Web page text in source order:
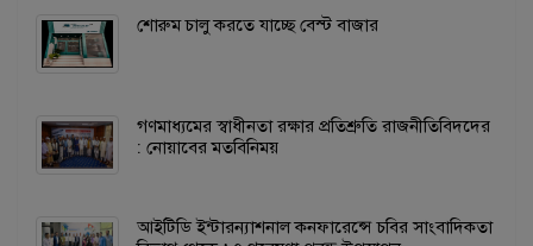
শোরুম চালু করতে যাচ্ছে বেস্ট বাজার
গণমাধ্যমের স্বাধীনতা রক্ষার প্রতিশ্রুতি রাজনীতিবিদদের
: নোয়াবের মতবিনিময়
আইটিডি ইন্টারন্যাশনাল কনফারেন্সে চবির সাংবাদিকতা